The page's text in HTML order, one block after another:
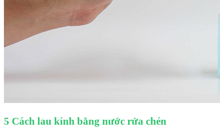
5 Cách lau kính bằng nước rửa chén